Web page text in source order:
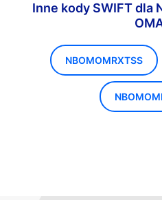
Inne kody SWIFT dla
NBOMOMRXTSS